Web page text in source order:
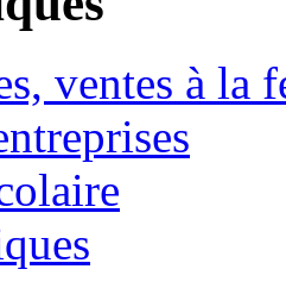
ventes à la